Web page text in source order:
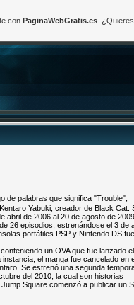
de palabras que significa "Trouble",
Yabuki, creador de Black Cat.
abril de 2006 al 20 de agosto de
26 episodios, estrenándose el 3 de
portátiles PSP y Nintendo DS
un OVA que fue lanzado
el manga fue cancelado en
Se estrenó una segunda
del 2010, la cual son historias
Square comenzó a publicar un
con PaginaWebGratis.es.